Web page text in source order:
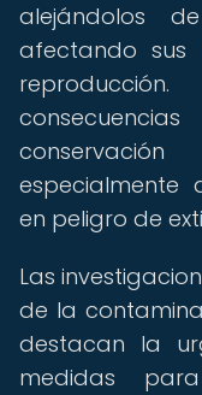
alejándolos
afectando sus
especialmente
en peligro de
Las
de la
destacan la
medidas